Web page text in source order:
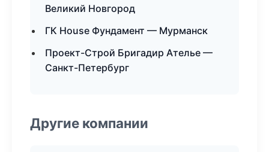
Великий Новгород
ГК House Фундамент — Мурманск
Проект-Строй Бригадир Ателье —
Санкт-Петербург
Другие компании